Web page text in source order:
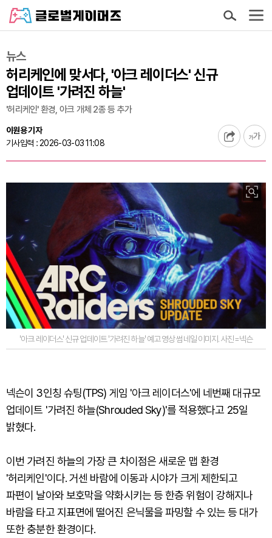
뉴스
허리케인에 맞서다, '아크 레이더스' 신규
업데이트 '가려진 하늘'
'허리케인' 환경, 아크 개체 2종 등 추가
이원용 기자
기사입력 : 2026-03-03 11:08
'아크 레이더스' 신규 업데이트 '가려진 하늘' 예고 영상 썸네일 이미지. 사진=넥슨
넥슨이 3인칭 슈팅(TPS) 게임 '아크 레이더스'에 네번째 대규모
업데이트 '가려진 하늘(Shrouded Sky)'를 적용했다고 25일
밝혔다.
이번 가려진 하늘의 가장 큰 차이점은 새로운 맵 환경
'허리케인'이다. 거센 바람에 이동과 시야가 크게 제한되고
파편이 날아와 보호막을 약화시키는 등 한층 위험이 강해지나
바람을 타고 지표면에 떨어진 은닉물을 파밍할 수 있는 등 대가
또한 충분한 환경이다.